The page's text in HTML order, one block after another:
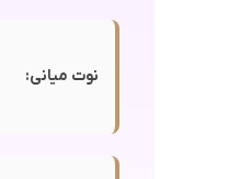
نوت میانی: